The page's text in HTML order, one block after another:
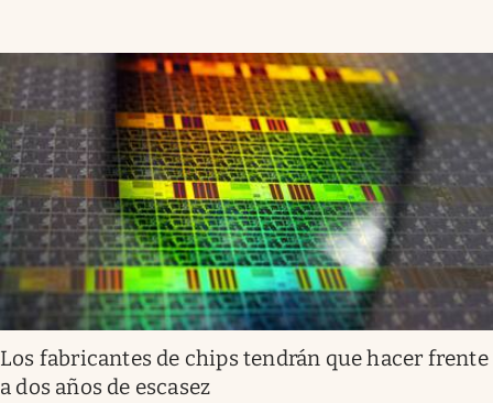
Los fabricantes de chips tendrán que hacer frente
a dos años de escasez